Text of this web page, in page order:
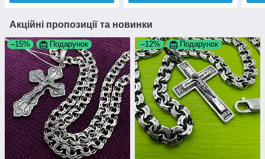
Акційні пропозиції та новинки
–15% Подарунок –12% Подарунок